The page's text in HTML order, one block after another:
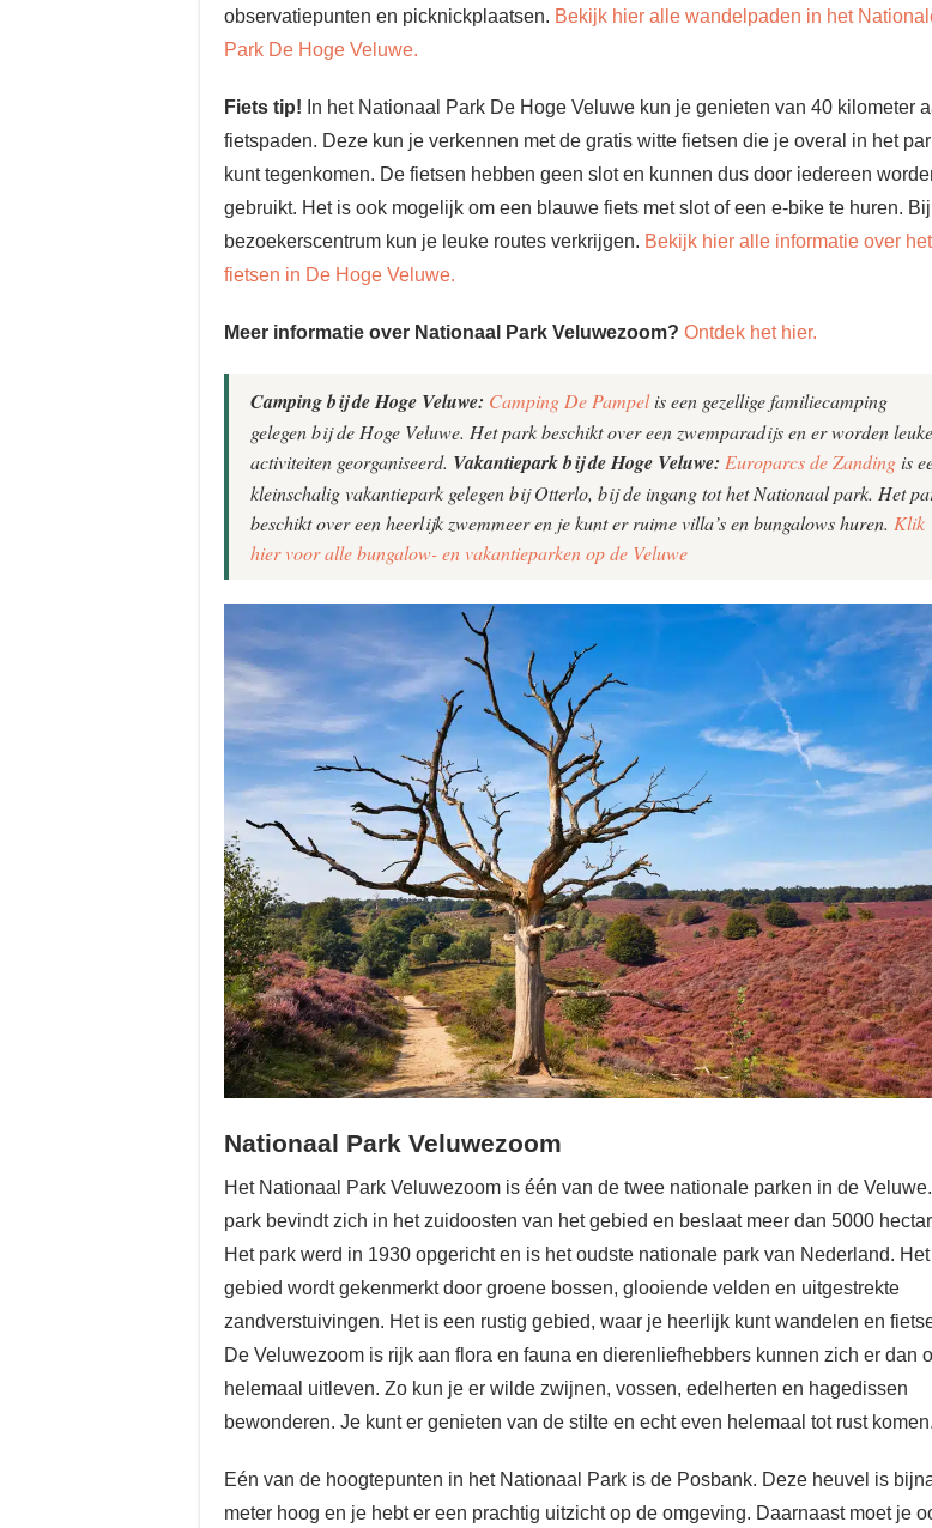
observatiepunten en picknickplaatsen. Bekijk hier alle wandelpaden in het
Park De Hoge Veluwe.
Fiets tip! In het Nationaal Park De Hoge Veluwe kun je genieten van 40 kilometer
fietspaden. Deze kun je verkennen met de gratis witte fietsen die je overal in het
kunt tegenkomen. De fietsen hebben geen slot en kunnen dus door iedereen
gebruikt. Het is ook mogelijk om een blauwe fiets met slot of een e-bike te huren.
bezoekerscentrum kun je leuke routes verkrijgen. Bekijk hier alle informatie over het
fietsen in De Hoge Veluwe.
Meer informatie over Nationaal Park Veluwezoom? Ontdek het hier.
Camping bij de Hoge Veluwe: Camping De Pampelis een gezellige familiecamping
gelegen bij de Hoge Veluwe. Het park beschikt over een zwemparadijs en er worden leuke
activiteiten georganiseerd. Vakantiepark bij de Hoge Veluwe: Europarcs de Zanding is
kleinschalig vakantiepark gelegen bij Otterlo, bij de ingang tot het Nationaal park. Het
beschikt over een heerlijk zwemmeer en je kunt er ruime villa’s en bungalows huren. Klik
hier voor alle bungalow- en vakantieparken op de Veluwe
Nationaal Park Veluwezoom
Het Nationaal Park Veluwezoom is één van de twee nationale parken in de
park bevindt zich in het zuidoosten van het gebied en beslaat meer dan 5000
Het park werd in 1930 opgericht en is het oudste nationale park van Nederland. Het
gebied wordt gekenmerkt door groene bossen, glooiende velden en uitgestrekte
zandverstuivingen. Het is een rustig gebied, waar je heerlijk kunt wandelen en
De Veluwezoom is rijk aan flora en fauna en dierenliefhebbers kunnen zich er dan
helemaal uitleven. Zo kun je er wilde zwijnen, vossen, edelherten en hagedissen
bewonderen. Je kunt er genieten van de stilte en echt even helemaal tot rust komen.
Eén van de hoogtepunten in het Nationaal Park is de Posbank. Deze heuvel is
meter hoog en je hebt er een prachtig uitzicht op de omgeving. Daarnaast moet je